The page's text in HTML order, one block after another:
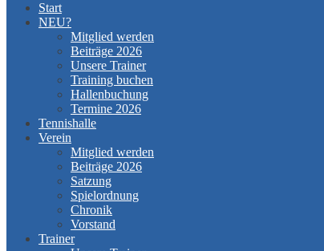
Start
NEU?
Mitglied werden
Beiträge 2026
Unsere Trainer
Training buchen
Hallenbuchung
Termine 2026
Tennishalle
Verein
Mitglied werden
Beiträge 2026
Satzung
Spielordnung
Chronik
Vorstand
Trainer